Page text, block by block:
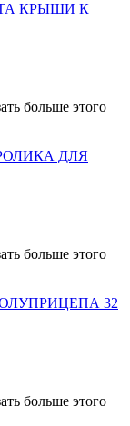
КРЫШИ К
больше этого
ДЛЯ
больше этого
32
больше этого